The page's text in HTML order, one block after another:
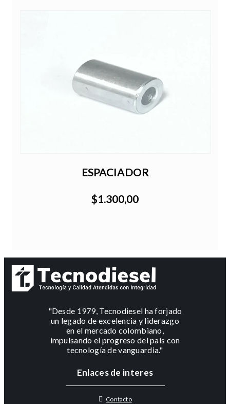
ESPACIADOR
$1.300,00
"Desde 1979, Tecnodiesel ha forjado
un legado de excelencia y liderazgo
en el mercado colombiano,
impulsando el progreso del país con
tecnología de vanguardia."
Enlaces de interes
Contacto